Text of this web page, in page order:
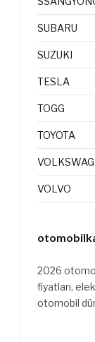
SUBARU
SUZUKI
TESLA
TOGG
TOYOTA
VOLVO
2026
fiyatları,
otomobil